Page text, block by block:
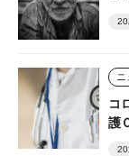
ニ
コ
護